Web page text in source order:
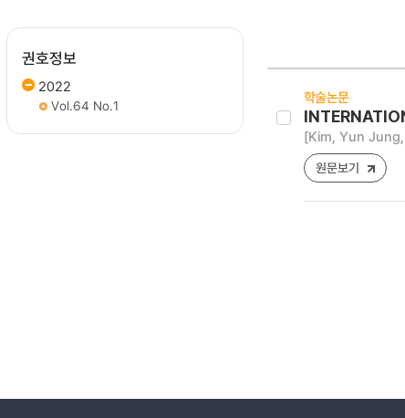
권호정보
2022
Vol.64 No.1 학술논문
[Kim, Yun
원문보기